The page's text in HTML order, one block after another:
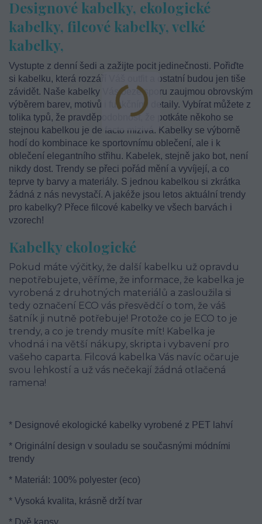
Designové kabelky, ekologické
kabelky, filcové kabelky, velké
kabelky,
Vystupte z denní šedi a zažijte pocit jedinečnosti. Pořiďte
si kabelku, která rozzáří Váš outfit a ostatní budou jen tiše
závidět. Naše kabelky Vás beze sporu zaujmou obrovským
výběrem barev, motivů i funkčními detaily. Vybírat můžete z
tolika typů, že pravděpodobnost, že potkáte někoho se
stejnou kabelkou je de facto mizivá. Kabelky se výborně
hodí do kombinace ke sportovnímu oblečení, ale i k
oblečení elegantního střihu. Kabelek, stejně jako bot, není
nikdy dost. Trendy se přeci pořád mění a vyvíjejí, a co
teprve ty barvy a materiály. S jednou kabelkou si zkrátka
žádná z nás nevystačí. A jakéže jsou letos aktuální trendy
pro kabelky? Přece filcové kabelky ve všech barvách i
vzorech!
Kabelky ekologické
Pokud máte výčitky, že další kabelku už opravdu
nepotřebujete, věříme, že informace, že kabelka je
vyrobená z druhotných materiálů a zasloužila si
tedy označení ECO vás přesvědčí o tom, že váš
šatník ji nutně potřebuje! Protože co je ECO to je
trendy, a co je trendy musíte mít! Kabelka je
vhodná i na větší nákupy, skripta i vybavení pro
vašeho caparta. Filcová kabelka Vás navíc očaruje
svou lehkostí a už vás nečekají žádná otlačená
ramena!
* Designové ekologické kabelky vyrobené z PET lahví
* Originální design v souladu se současnými módními
trendy
* Materiál: 100% polyester (eco)
* Vysoká kvalita, krásně drží tvar